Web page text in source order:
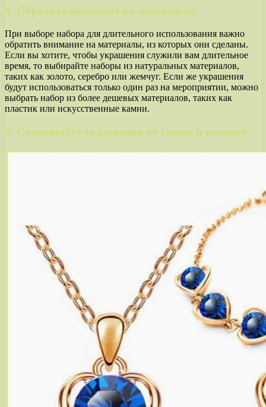
4. Обратите внимание на материалы
При выборе набора для длительного использования важно
обратить внимание на материалы, из которых они сделаны.
Если вы хотите, чтобы украшения служили вам длительное
время, то выбирайте наборы из натуральных материалов,
таких как золото, серебро или жемчуг. Если же украшения
будут использоваться только один раз на мероприятии, можно
выбрать набор из более дешевых материалов, таких как
пластик или искусственные камни.
5. Совмещайте украшения по стилю и размеру